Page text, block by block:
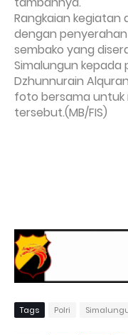
Rangkaian kegiatan
dengan
sembako yang
Simalungun kepada
Dzhunnurain
foto bersama untuk
tersebut.(MB/FIS)
Tags Polri